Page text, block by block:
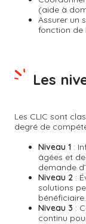
(aide à
Assurer un
fonction de
Les CLIC sont
degré de
Niveau 1 :
âgées et
demande
Niveau 2 :
solutions
bénéficiaire.
Niveau 3 :
continu
Les